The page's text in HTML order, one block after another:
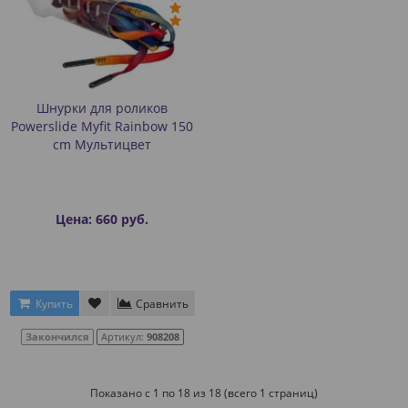
Шнурки для роликов
Powerslide Myfit Rainbow 150
сm Мультицвет
Цена: 660 руб.
Купить Сравнить
Закончился Артикул: 908208
Показано с 1 по 18 из 18 (всего 1 страниц)